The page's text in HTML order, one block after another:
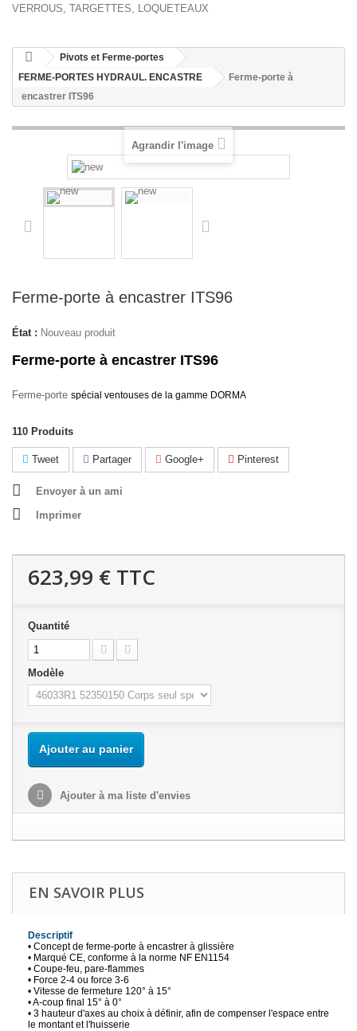
VERROUS, TARGETTES, LOQUETEAUX
Pivots et Ferme-portes
FERME-PORTES HYDRAUL. ENCASTRE
Ferme-porte à
encastrer ITS96
Agrandir l'image
Ferme-porte à encastrer ITS96
État : Nouveau produit
Ferme-porte à encastrer ITS96
Ferme-porte spécial ventouses de la gamme DORMA
110 Produits
Tweet Partager Google+ Pinterest
Envoyer à un ami
Imprimer
623,99 € TTC
Quantité
Modèle
Ajouter au panier
Ajouter à ma liste d'envies
EN SAVOIR PLUS
Descriptif
• Concept de ferme-porte à encastrer à glissière
• Marqué CE, conforme à la norme NF EN1154
• Coupe-feu, pare-flammes
• Force 2-4 ou force 3-6
• Vitesse de fermeture 120° à 15°
• A-coup final 15° à 0°
• 3 hauteur d'axes au choix à définir, afin de compenser l'espace entre
le montant et l'huisserie